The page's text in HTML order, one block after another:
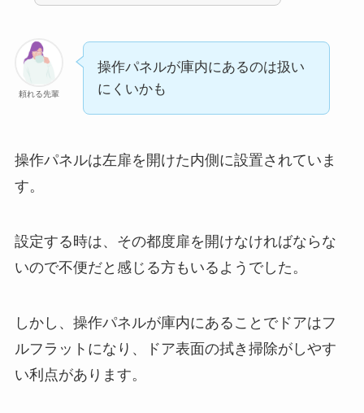
頼れる先輩
操作パネルが庫内にあるのは扱い
にくいかも
操作パネルは左扉を開けた内側に設置されていま
す。
設定する時は、その都度扉を開けなければならな
いので不便だと感じる方もいるようでした。
しかし、操作パネルが庫内にあることでドアはフ
ルフラットになり、ドア表面の拭き掃除がしやす
い利点があります。